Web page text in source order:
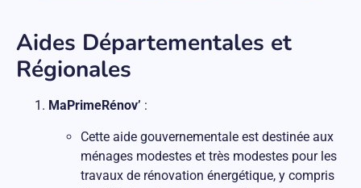
Aides Départementales et
Régionales
MaPrimeRénov’ :
Cette aide gouvernementale est destinée aux
ménages modestes et très modestes pour les
travaux de rénovation énergétique, y compris